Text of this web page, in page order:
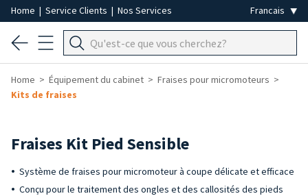
Home | Service Clients | Nos Services
Home Équipement du cabinet
Fraises pour micromoteurs
Kits de fraises
Fraises Kit Pied Sensible
Système de fraises pour micromoteur à coupe délicate et efficace
Conçu pour le traitement des ongles et des callosités des pieds